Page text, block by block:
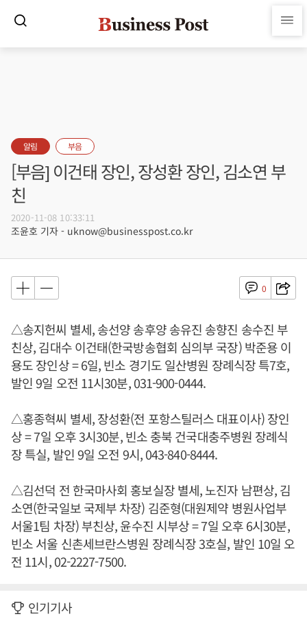
알림 부음
[부음] 이건태 장인, 장성환 장인, 김소연 부
친
2020-11-08 10:33:11
조윤호 기자 - uknow@businesspost.co.kr
0
△송지헌씨 별세, 송선양 송후양 송유진 송향진 송수진 부
친상, 김대수 이건태(한국방송협회 심의부 국장) 박준용 이
용도 장인상 = 6일, 빈소 경기도 일산병원 장례식장 특7호,
발인 9일 오전 11시30분, 031-900-0444.
△홍종혁씨 별세, 장성환(전 포항스틸러스 대표이사) 장인
상 = 7일 오후 3시30분, 빈소 충북 건국대충주병원 장례식
장 특실, 발인 9일 오전 9시, 043-840-8444.
△김선덕 전 한국마사회 홍보실장 별세, 노진자 남편상, 김
소연(한국일보 국제부 차장) 김준형(대원제약 병원사업부
서울1팀 차장) 부친상, 윤수진 시부상 = 7일 오후 6시30분,
빈소 서울 신촌세브란스병원 장례식장 3호실, 발인 10일 오
전 11시, 02-2227-7500.
인기기사